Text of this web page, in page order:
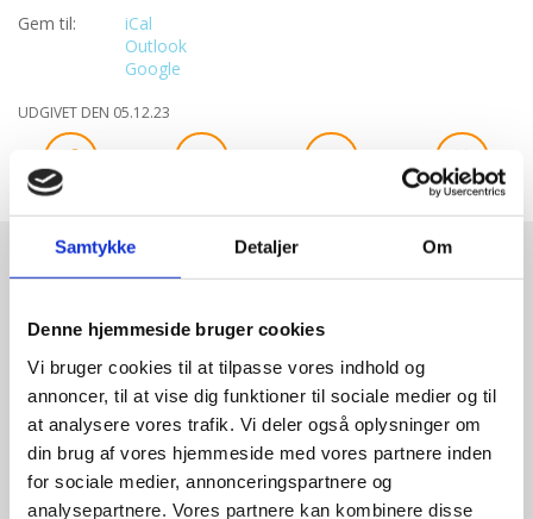
Samtykke Detaljer Om
Denne hjemmeside bruger cookies
Vi bruger cookies til at tilpasse vores indhold og
annoncer, til at vise dig funktioner til sociale medier og til
at analysere vores trafik. Vi deler også oplysninger om
din brug af vores hjemmeside med vores partnere inden
for sociale medier, annonceringspartnere og
analysepartnere. Vores partnere kan kombinere disse
Gem til:
iCal
Outlook
Google
UDGIVET DEN 05.12.23
medlem
Retten
Liv